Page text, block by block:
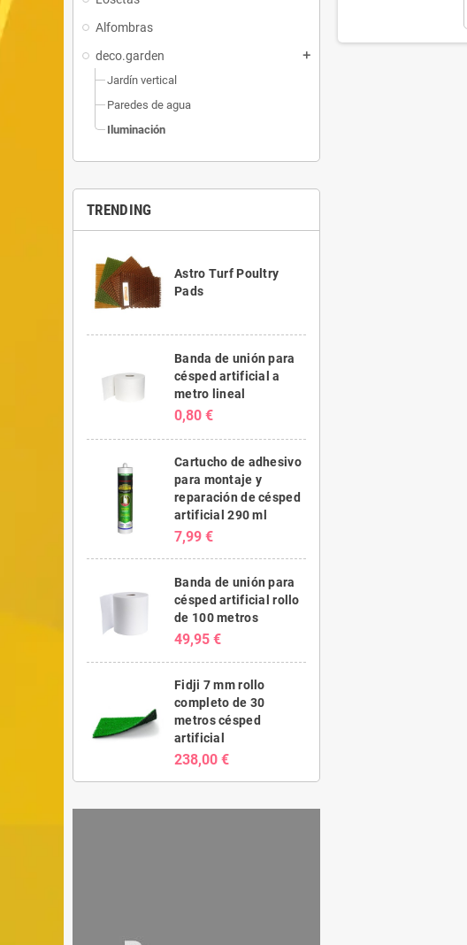
Alfombras
deco.garden
add
Jardín vertical
Paredes de agua
Iluminación
TRENDING
Astro Turf Poultry
Pads
Banda de unión para
césped artificial a
metro lineal
0,80 €
Cartucho de adhesivo
para montaje y
reparación de césped
artificial 290 ml
7,99 €
Banda de unión para
césped artificial rollo
de 100 metros
49,95 €
Fidji 7 mm rollo
completo de 30
metros césped
artificial
238,00 €